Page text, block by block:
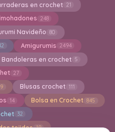
en crochet 21
248
Navideño 80
Amigurumis 2494
Bandoleras en crochet 5
27
Blusas crochet 111
14 Bolsa en Crochet 845
32
tejidos 19